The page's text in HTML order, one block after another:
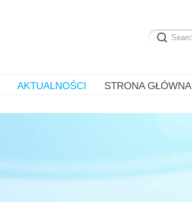
AKTUALNOŚCI STRONA GŁÓWNA